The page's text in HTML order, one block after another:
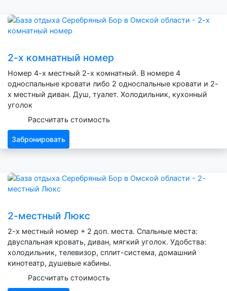
2-х комнатный номер
Номер 4-х местный 2-х комнатный. В номере 4
односпальные кровати либо 2 односпальные кровати и 2-
х местный диван. Душ, туалет. Холодильник, кухонный
уголок
Рассчитать стоимость
Забронировать
2-местный Люкс
2-х местный номер + 2 доп. места. Спальные места:
двуспальная кровать, диван, мягкий уголок. Удобства:
холодильник, телевизор, сплит-система, домашний
кинотеатр, душевые кабины.
Рассчитать стоимость